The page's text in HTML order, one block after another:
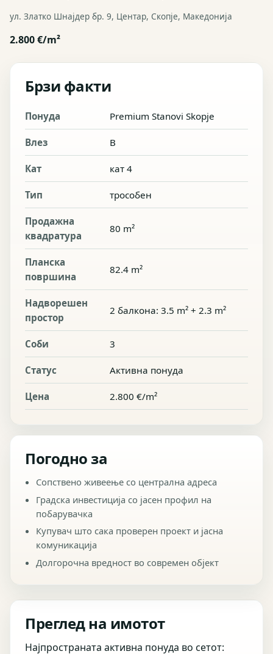
ул. Златко Шнајдер бр. 9, Центар, Скопје, Македонија
2.800 €/m²
Брзи факти
Понуда Premium Stanovi Skopje
Влез B
Кат кат 4
Тип трособен
Продажна
квадратура
80 m²
Планска
површина
82.4 m²
Надворешен
простор
2 балкона: 3.5 m² + 2.3 m²
Соби 3
Статус Активна понуда
Цена 2.800 €/m²
Погодно за
Сопствено живеење со централна адреса
Градска инвестиција со јасен профил на
побарувачка
Купувач што сака проверен проект и јасна
комуникација
Долгорочна вредност во современ објект
Преглед на имотот
Најпространата активна понуда во сетот: